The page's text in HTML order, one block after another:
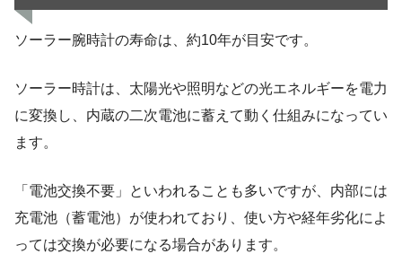
ソーラー腕時計の寿命は、約10年が目安です。
ソーラー時計は、太陽光や照明などの光エネルギーを電力
に変換し、内蔵の二次電池に蓄えて動く仕組みになってい
ます。
「電池交換不要」といわれることも多いですが、内部には
充電池（蓄電池）が使われており、使い方や経年劣化によ
っては交換が必要になる場合があります。